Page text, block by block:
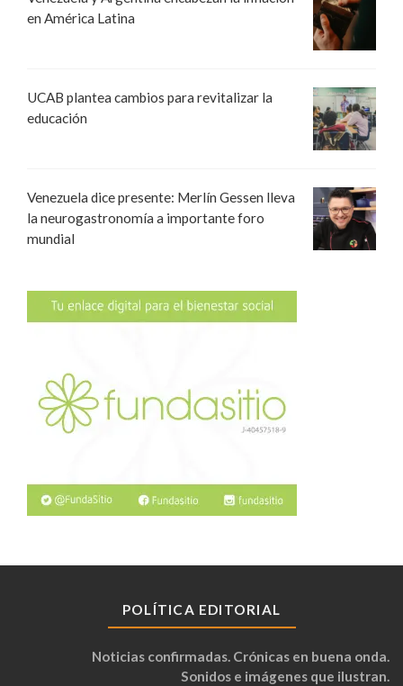
en América Latina
UCAB plantea cambios para revitalizar la
educación
Venezuela dice presente: Merlín Gessen lleva
la neurogastronomía a importante foro
mundial
POLÍTICA EDITORIAL
Noticias confirmadas. Crónicas en buena onda.
Sonidos e imágenes que ilustran.